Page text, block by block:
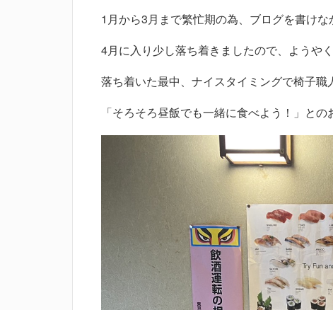
1月から3月まで繁忙期の為、ブログを書けな
4月に入り少し落ち着きましたので、ようやく
落ち着いた最中、ナイスタイミングで椅子職
「そろそろ昼飯でも一緒に食べよう！」と